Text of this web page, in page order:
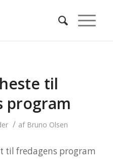
til
program
/ af Bruno Olsen
til fredagens program